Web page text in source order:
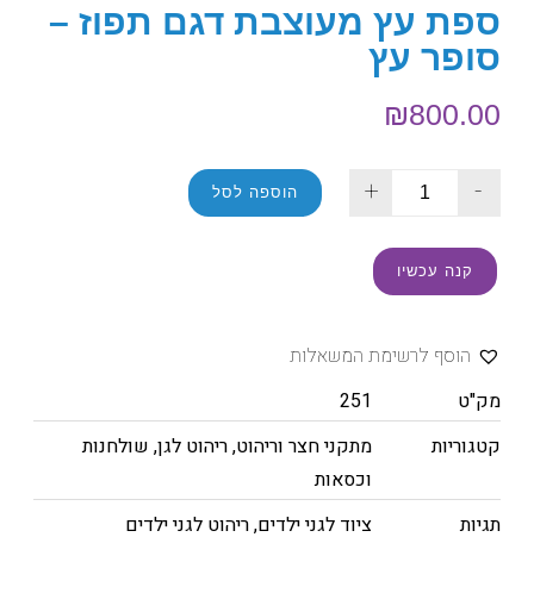
ספת עץ מעוצבת דגם תפוז –
סופר עץ
₪800.00
-
+ הוספה לסל
קנה עכשיו
הוסף לרשימת המשאלות
מק"ט
251
קטגוריות
מתקני חצר וריהוט,ריהוט לגן, שולחנות
וכסאות
תגיות
ציוד לגני ילדים,ריהוט לגני ילדים